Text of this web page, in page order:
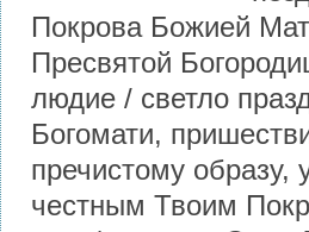
Покрова Божией
Пресвятой
людие / светло
Богомати,
пречистому образу,
честным Твоим